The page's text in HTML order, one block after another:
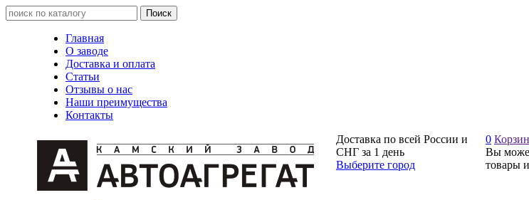
Главная
О заводе
Доставка и оплата
Статьи
Отзывы о нас
Наши преимущества
Контакты
Доставка по всей России и
СНГ за 1 день
Выберите город
0
Вы
товары